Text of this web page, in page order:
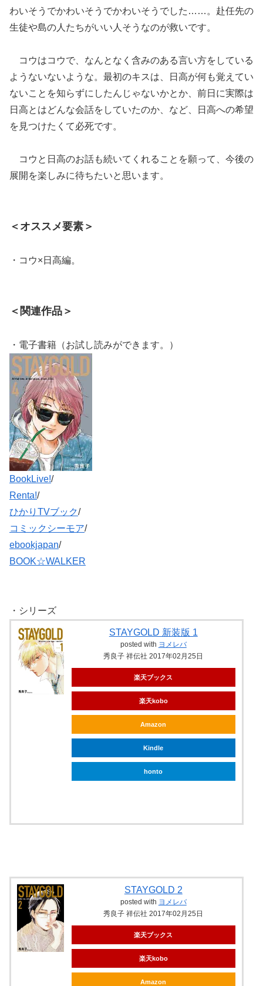
わいそうでかわいそうでかわいそうでした……。赴任先の
生徒や島の人たちがいい人そうなのが救いです。
コウはコウで、なんとなく含みのある言い方をしている
ようないないような。最初のキスは、日高が何も覚えてい
ないことを知らずにしたんじゃないかとか、前日に実際は
日高とはどんな会話をしていたのか、など、日高への希望
を見つけたくて必死です。
コウと日高のお話も続いてくれることを願って、今後の
展開を楽しみに待ちたいと思います。
＜オススメ要素＞
・コウ×日高編。
＜関連作品＞
・電子書籍（お試し読みができます。）
BookLive!/
Renta!/
ひかりTVブック/
コミックシーモア/
ebookjapan/
BOOK☆WALKER
・シリーズ
STAYGOLD 新装版 1
posted with ヨメレバ
秀良子 祥伝社 2017年02月25日
楽天ブックス
楽天kobo
Amazon
Kindle
honto
STAYGOLD 2
posted with ヨメレバ
秀良子 祥伝社 2017年02月25日
楽天ブックス
楽天kobo
Amazon